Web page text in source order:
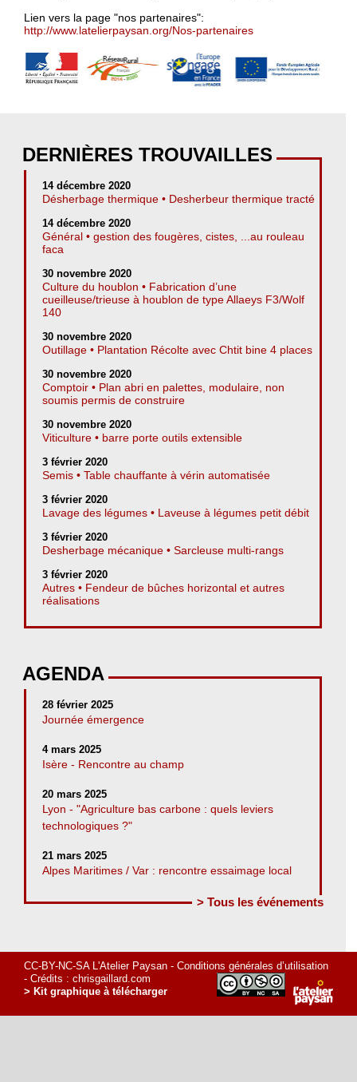
Lien vers la page "nos partenaires":
http://www.latelierpaysan.org/Nos-partenaires
DERNIÈRES TROUVAILLES
14 décembre 2020
Désherbage thermique • Desherbeur thermique tracté
14 décembre 2020
Général • gestion des fougères, cistes, ...au rouleau
faca
30 novembre 2020
Culture du houblon • Fabrication d’une
cueilleuse/trieuse à houblon de type Allaeys F3/Wolf
140
30 novembre 2020
Outillage • Plantation Récolte avec Chtit bine 4 places
30 novembre 2020
Comptoir • Plan abri en palettes, modulaire, non
soumis permis de construire
30 novembre 2020
Viticulture • barre porte outils extensible
3 février 2020
Semis • Table chauffante à vérin automatisée
3 février 2020
Lavage des légumes • Laveuse à légumes petit débit
3 février 2020
Desherbage mécanique • Sarcleuse multi-rangs
3 février 2020
Autres • Fendeur de bûches horizontal et autres
réalisations
AGENDA
28 février 2025
Journée émergence
4 mars 2025
Isère - Rencontre au champ
20 mars 2025
Lyon - "Agriculture bas carbone : quels leviers
technologiques ?"
21 mars 2025
Alpes Maritimes / Var : rencontre essaimage local
> Tous les événements
CC-BY-NC-SA L'Atelier Paysan - Conditions générales d’utilisation
- Crédits : chrisgaillard.com
> Kit graphique à télécharger